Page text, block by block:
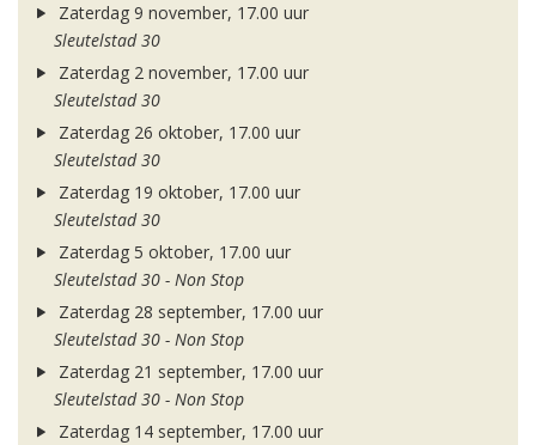
Zaterdag 9 november, 17.00 uur
Sleutelstad 30
Zaterdag 2 november, 17.00 uur
Sleutelstad 30
Zaterdag 26 oktober, 17.00 uur
Sleutelstad 30
Zaterdag 19 oktober, 17.00 uur
Sleutelstad 30
Zaterdag 5 oktober, 17.00 uur
Sleutelstad 30 - Non Stop
Zaterdag 28 september, 17.00 uur
Sleutelstad 30 - Non Stop
Zaterdag 21 september, 17.00 uur
Sleutelstad 30 - Non Stop
Zaterdag 14 september, 17.00 uur